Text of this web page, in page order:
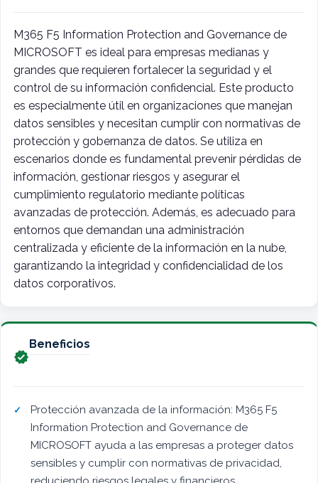
M365 F5 Information Protection and Governance de
MICROSOFT es ideal para empresas medianas y
grandes que requieren fortalecer la seguridad y el
control de su información confidencial. Este producto
es especialmente útil en organizaciones que manejan
datos sensibles y necesitan cumplir con normativas de
protección y gobernanza de datos. Se utiliza en
escenarios donde es fundamental prevenir pérdidas de
información, gestionar riesgos y asegurar el
cumplimiento regulatorio mediante políticas
avanzadas de protección. Además, es adecuado para
entornos que demandan una administración
centralizada y eficiente de la información en la nube,
garantizando la integridad y confidencialidad de los
datos corporativos.

Beneficios
Protección avanzada de la información: M365 F5
Information Protection and Governance de
MICROSOFT ayuda a las empresas a proteger datos
sensibles y cumplir con normativas de privacidad,